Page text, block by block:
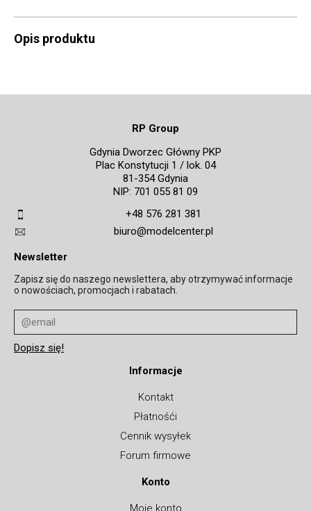
Opis produktu
RP Group
Gdynia Dworzec Główny PKP
Plac Konstytucji 1 / lok. 04
81-354 Gdynia
NIP: 701 055 81 09
+48 576 281 381
biuro@modelcenter.pl
Informacje
Kontakt
Płatnośći
Cennik wysyłek
Forum firmowe
Konto
Moje konto
Newsletter
Zapisz się do naszego newslettera, aby otrzymywać informacje
o nowościach, promocjach i rabatach.